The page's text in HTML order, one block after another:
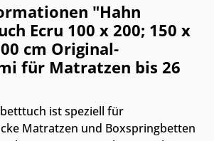
"Hahn
Ecru 100 x 200; 150 x
cm Original-
für Matratzen bis 26
ist speziell für
Matratzen und Boxspringbetten